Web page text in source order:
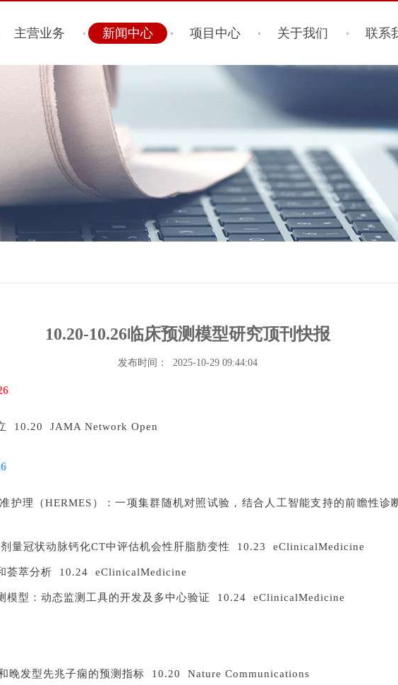
主营业务 新闻中心 项目中心 关于我们 联系
10.20-10.26临床预测模型研究顶刊快报
发布时间： 2025-10-29 09:44:04
10.20 JAMA Network Open
护理（HERMES）：一项集群随机对照试验，结合人工智能支持的前瞻性
量冠状动脉钙化CT中评估机会性肝脂肪变性 10.23 eClinicalMedicine
荟萃分析 10.24 eClinicalMedicine
模型：动态监测工具的开发及多中心验证 10.24 eClinicalMedicine
晚发型先兆子痫的预测指标 10.20 Nature Communications